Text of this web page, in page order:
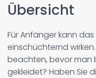
Übersicht
Für Anfänger kann
einschüchternd
beachten, bevor man
gekleidet? Haben Sie